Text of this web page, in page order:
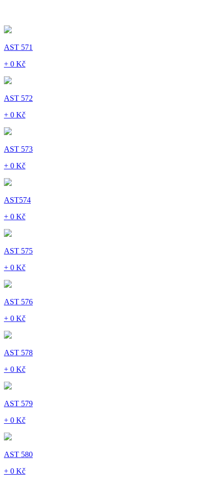
AST 571
+ 0 Kč
AST 572
+ 0 Kč
AST 573
+ 0 Kč
AST574
+ 0 Kč
AST 575
+ 0 Kč
AST 576
+ 0 Kč
AST 578
+ 0 Kč
AST 579
+ 0 Kč
AST 580
+ 0 Kč